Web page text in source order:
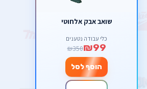
שואב אבק אלחוטי
כלי עבודה נטענים
₪99
₪350
הוסף לסל